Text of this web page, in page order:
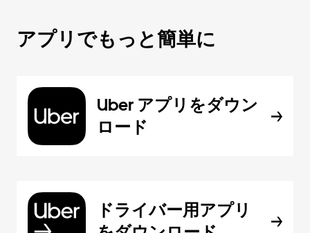
アプリでもっと簡単に
Uber アプリをダウン
ロード
ドライバー用アプリ